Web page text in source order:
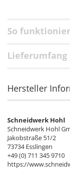
So
Lieferumfang
Hersteller
Schneidwerk Hohl
Schneidwerk Hohl
Jakobstraße 51/2
73734 Esslingen
+49 (0) 711 345 9710
https://